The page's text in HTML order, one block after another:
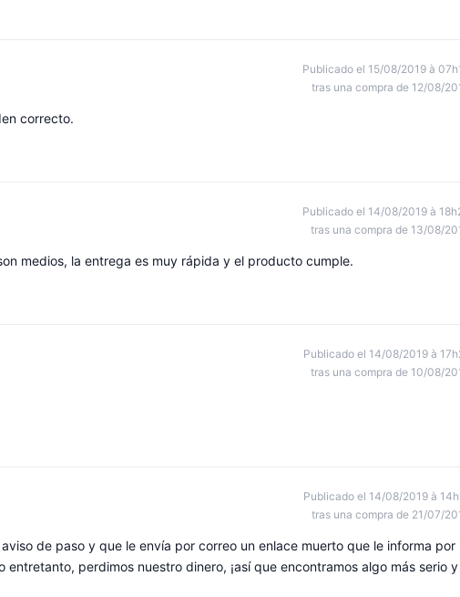
Publicado el 15/08/2019 à
tras una compra de 12/08/
correcto.
Publicado el 14/08/2019 à
tras una compra de 13/08/
medios, la entrega es muy rápida y el producto cumple.
Publicado el 14/08/2019 à
tras una compra de 10/08/
Publicado el 14/08/2019 à
tras una compra de 21/07/
de paso y que le envía por correo un enlace muerto que le informa por
perdimos nuestro dinero, ¡así que encontramos algo más serio y